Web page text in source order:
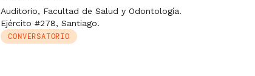
Auditorio, Facultad de Salud y Odontología.
Ejército #278, Santiago.
CONVERSATORIO